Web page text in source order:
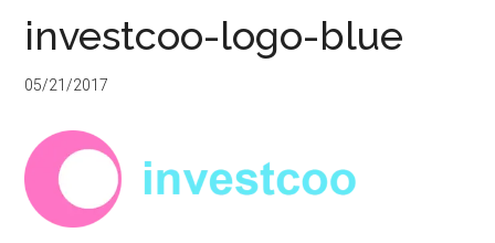
investcoo-logo-blue
05/21/2017